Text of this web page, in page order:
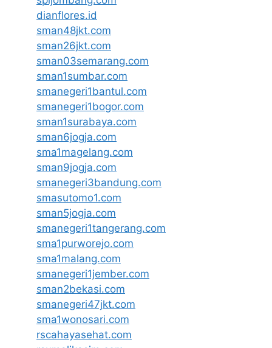
dianflores.id
sman48jkt.com
sman26jkt.com
sman03semarang.com
sman1sumbar.com
smanegeri1bantul.com
smanegeri1bogor.com
sman1surabaya.com
sman6jogja.com
sma1magelang.com
sman9jogja.com
smanegeri3bandung.com
smasutomo1.com
sman5jogja.com
smanegeri1tangerang.com
sma1purworejo.com
sma1malang.com
smanegeri1jember.com
sman2bekasi.com
smanegeri47jkt.com
sma1wonosari.com
rscahayasehat.com